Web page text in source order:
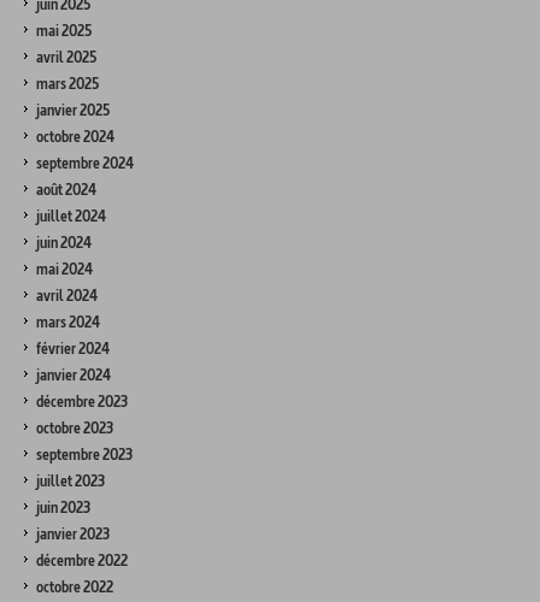
juin 2025
mai 2025
avril 2025
mars 2025
janvier 2025
octobre 2024
septembre 2024
août 2024
juillet 2024
juin 2024
mai 2024
avril 2024
mars 2024
février 2024
janvier 2024
décembre 2023
octobre 2023
septembre 2023
juillet 2023
juin 2023
janvier 2023
décembre 2022
octobre 2022